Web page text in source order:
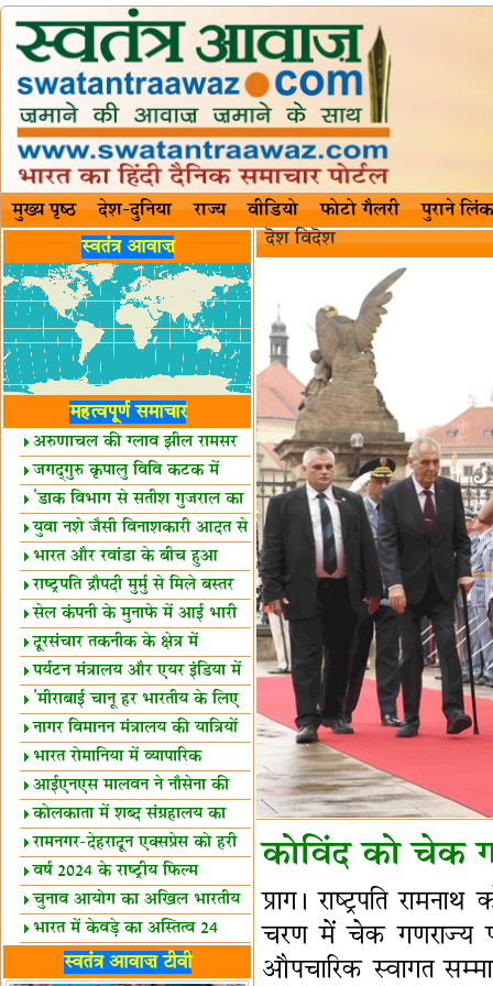
मुख्य पृष्ठ देश-दुनिया राज्य वीडियो फोटो गैलरी पुराने लिंक
स्वतंत्र आवाज़
महत्वपूर्ण समाचार
अरुणाचल की ग्लाव झील रामसर
स्थल घोषित
जगद्गुरु कृपालु विवि कटक में
शैक्षिक सत्र शुरू
'डाक विभाग से सतीश गुजराल का
रिश्ता गहरा'
युवा नशे जैसी विनाशकारी आदत से
दूर रहें-मोदी
भारत और रवांडा के बीच हुआ
व्यापार विस्तार
राष्ट्रपति द्रौपदी मुर्मु से मिले बस्तर
के प्रतिनिधि
सेल कंपनी के मुनाफे में आई भारी
उछाल!
दूरसंचार तकनीक के क्षेत्र में
उत्कृष्टता पुरस्कार
पर्यटन मंत्रालय और एयर इंडिया में
समझौता
'मीराबाई चानू हर भारतीय के लिए
प्रेरणा'
नागर विमानन मंत्रालय की यात्रियों
को सलाह
भारत रोमानिया में व्यापारिक
साझेदारियां
आईएनएस मालवन ने नौसेना की
ताकत बढ़ाई
कोलकाता में शब्द संग्रहालय का
उद्घाटन
रामनगर-देहरादून एक्सप्रेस को हरी
झंडीवर्ष 2024 के राष्ट्रीय फिल्म
पुरस्कारों की घोषणा
चुनाव आयोग का अखिल भारतीय
मीडिया सम्मेलन
भारत में केवड़े का अस्तित्‍व 24
लाख वर्ष!
लखनऊ में 'एक राष्ट्र एक चुनाव'
स्वतंत्र आवाज़ टीवी
दॆश‍ विदॆश‌
कोविंद को चेक
प्राग। राष्‍ट्रपति
चरण में चेक गणराज्य
औपचारिक स्वागत